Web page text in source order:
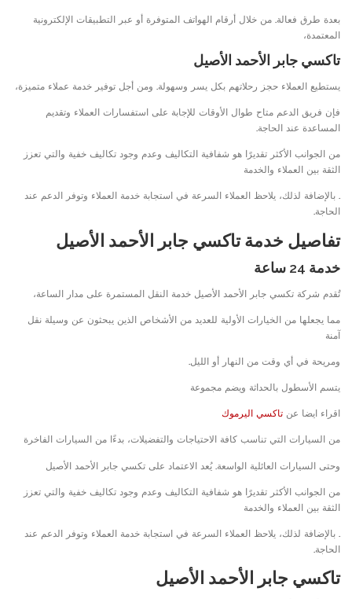
بعدة طرق فعالة. من خلال أرقام الهواتف المتوفرة أو عبر التطبيقات الإلكترونية
المعتمدة،
تاكسي جابر الأحمد الأصيل
يستطيع العملاء حجز رحلاتهم بكل يسر وسهولة. ومن أجل توفير خدمة عملاء متميزة،
فإن فريق الدعم متاح طوال الأوقات للإجابة على استفسارات العملاء وتقديم
المساعدة عند الحاجة.
من الجوانب الأكثر تقديرًا هو شفافية التكاليف وعدم وجود تكاليف خفية والتي تعزز
الثقة بين العملاء والخدمة
. بالإضافة لذلك، يلاحظ العملاء السرعة في استجابة خدمة العملاء وتوفر الدعم عند
الحاجة.
تفاصيل خدمة تاكسي جابر الأحمد الأصيل
خدمة 24 ساعة
تُقدم شركة تكسي جابر الأحمد الأصيل خدمة النقل المستمرة على مدار الساعة،
مما يجعلها من الخيارات الأولية للعديد من الأشخاص الذين يبحثون عن وسيلة نقل
آمنة
ومريحة في أي وقت من النهار أو الليل.
يتسم الأسطول بالحداثة ويضم مجموعة
اقراء ايضا عن تاكسي اليرموك
من السيارات التي تناسب كافة الاحتياجات والتفضيلات، بدءًا من السيارات الفاخرة
وحتى السيارات العائلية الواسعة. يُعد الاعتماد على تكسي جابر الأحمد الأصيل
من الجوانب الأكثر تقديرًا هو شفافية التكاليف وعدم وجود تكاليف خفية والتي تعزز
الثقة بين العملاء والخدمة
. بالإضافة لذلك، يلاحظ العملاء السرعة في استجابة خدمة العملاء وتوفر الدعم عند
الحاجة.
تاكسي جابر الأحمد الأصيل